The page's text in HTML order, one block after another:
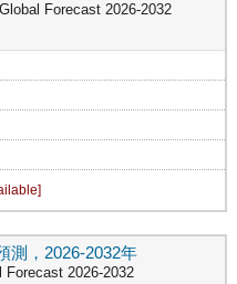
Forecast 2026-2032
測，2026-2032年
Forecast 2026-2032